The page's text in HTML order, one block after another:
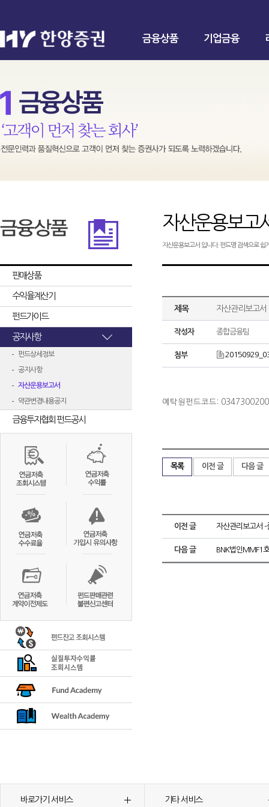
금융상품 기업금융
판매상품
수익율계산기
펀드가이드
공지사항
펀드상세정보
공지사항
자산운용보고서
약관변경내용공지
금융투자협회 펀드공시
자산운용보고
자산운용보고서 입니다. 펀드명 검색으로 쉽
제목 자산관리보고
작성자 종합금융팀
첨부
예탁원펀드코드:
목록 이전 글 다음 글
이전 글 자산관리보고서
다음 글 BNK법인MMF1
바로가기 서비스 기타 서비스